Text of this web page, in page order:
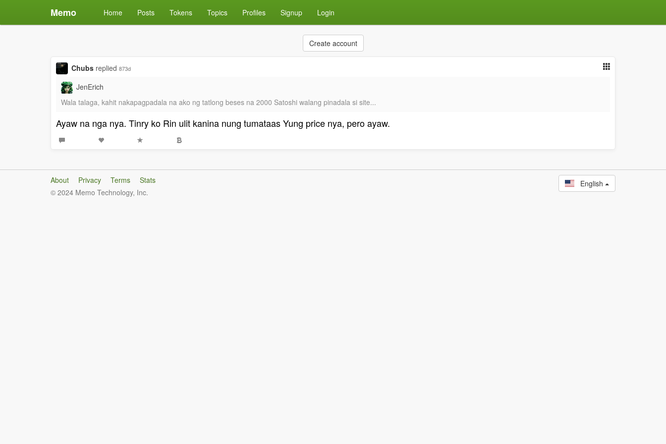
Memo Home Posts Tokens Topics Profiles Signup Login
Create account
Chubs replied 873d
JenErich
Wala talaga, kahit nakapagpadala na ako ng tatlong beses na 2000 Satoshi walang pinadala si site...
Ayaw na nga nya. Tinry ko Rin ulit kanina nung tumataas Yung price nya, pero ayaw.
About Privacy Terms
Stats
© 2024 Memo Technology, Inc.
English